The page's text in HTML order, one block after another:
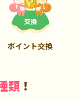
ポイント交換
類 ！